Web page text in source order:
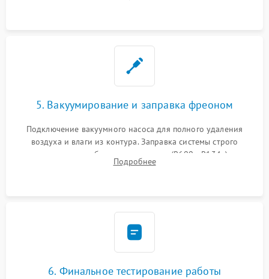
5. Вакуумирование и заправка фреоном
Подключение вакуумного насоса для полного удаления
воздуха и влаги из контура. Заправка системы строго
дозированным объемом хладагента (R600a, R134a) по
электронным весам. Контроль рабочего давления в системе.
Подробнее
6. Финальное тестирование работы